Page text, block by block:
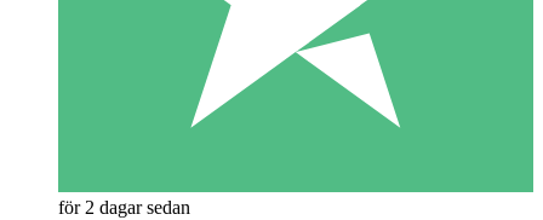
för 2 dagar sedan